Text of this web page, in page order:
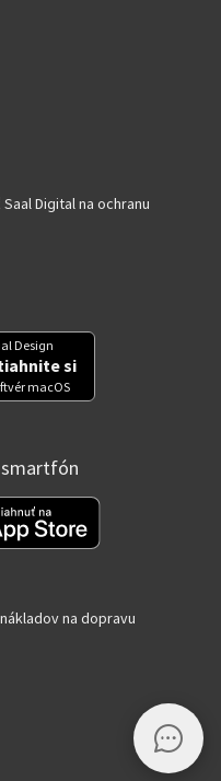
Digital na ochranu
Design
si
macOS
smartfón
na dopravu